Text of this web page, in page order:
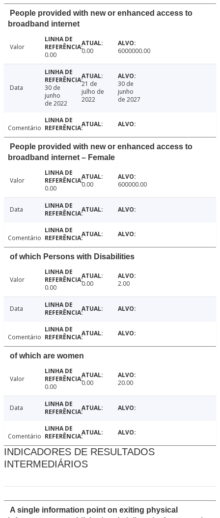
People provided with new or enhanced access to
broadband internet
Valor
0.00
0.00 6000000.00
Data
30 de
junho
de 2022
21 de
julho de
2022
30 de
junho
de 2027
Comentário
People provided with new or enhanced access to
broadband internet – Female
Valor
0.00
0.00 600000.00
Data
Comentário
of which Persons with Disabilities
Valor
0.00
0.00 2.00
Data
Comentário
of which are women
Valor
0.00
0.00 20.00
Data
Comentário
INDICADORES DE RESULTADOS
INTERMEDIÁRIOS
A single information point on exiting physical